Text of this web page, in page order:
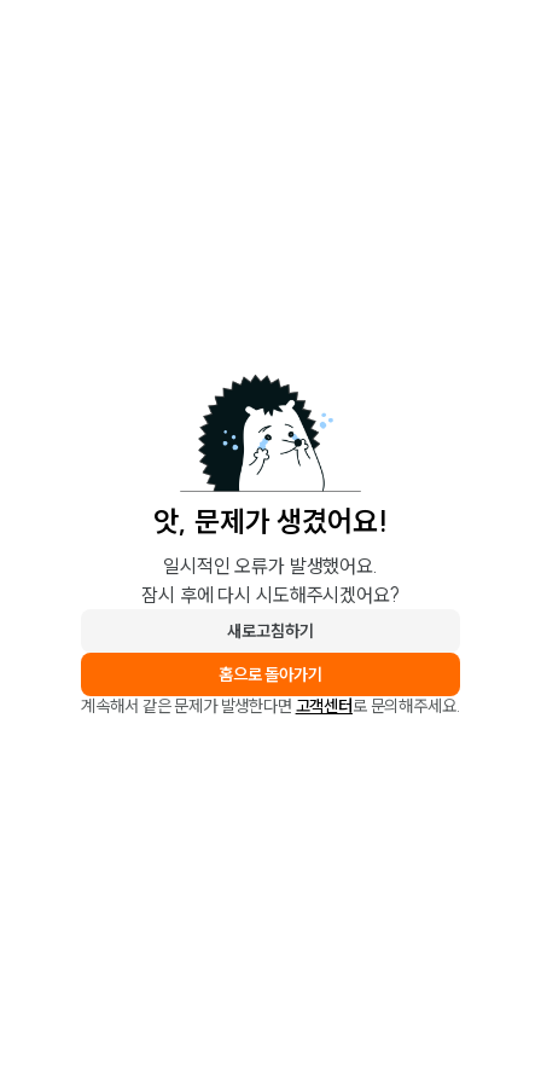
앗, 문제가 생겼어요!
일시적인 오류가 발생했어요.
잠시 후에 다시 시도해주시겠어요?
새로고침하기
홈으로 돌아가기
계속해서 같은 문제가 발생한다면 고객센터로 문의해주세요.